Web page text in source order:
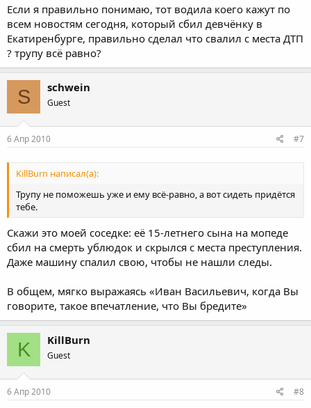
Если я правильно понимаю, тот водила коего кажут по
всем новостям сегодня, который сбил девчёнку в
Екатиренбурге, правильно сделал что свалил с места ДТП
? трупу всё равно?
S schwein
Guest
6 Апр 2010 #7
KillBurn написал(а):
Трупу не поможешь уже и ему всё-равно, а вот сидеть придётся
тебе.
Скажи это моей соседке: её 15-летнего сына на мопеде
сбил на смерть ублюдок и скрылся с места преступления.
Даже машину спалил свою, чтобы не нашли следы.
В общем, мягко выражаясь «Иван Васильевич, когда Вы
говорите, такое впечатление, что Вы бредите»
K KillBurn
Guest
6 Апр 2010 #8